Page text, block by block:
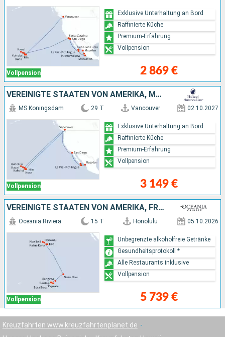
Vollpension 2 869 €
Exklusive Unterhaltung an Bord
Raffinierte Küche
Premium-Erfahrung
Vollpension
VEREINIGTE STAATEN VON AMERIKA, MEXIKO, KANADA
Vollpension
MS Koningsdam 29 T Vancouver 02.10.2027
3 149 €
Exklusive Unterhaltung an Bord
Raffinierte Küche
Premium-Erfahrung
Vollpension
VEREINIGTE STAATEN VON AMERIKA, FRANKREICH
Vollpension
Oceania Riviera 15 T Honolulu 05.10.2026
5 739 €
Unbegrenzte alkoholfreie Getränke
Gesundheitsprotokoll *
Alle Restaurants inklusive
Vollpension
Kreuzfahrten www.kreuzfahrtenplanet.de